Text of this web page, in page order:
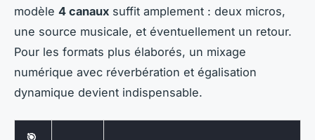
modèle 4 canaux suffit amplement : deux micros,
une source musicale, et éventuellement un retour.
Pour les formats plus élaborés, un mixage
numérique avec réverbération et égalisation
dynamique devient indispensable.